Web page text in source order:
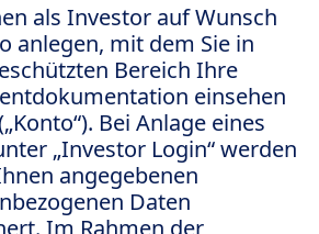
als Investor auf Wunsch
anlegen, mit dem Sie in
Bereich Ihre
einsehen
Bei Anlage eines
„Investor Login“ werden
angegebenen
Daten
Im Rahmen der